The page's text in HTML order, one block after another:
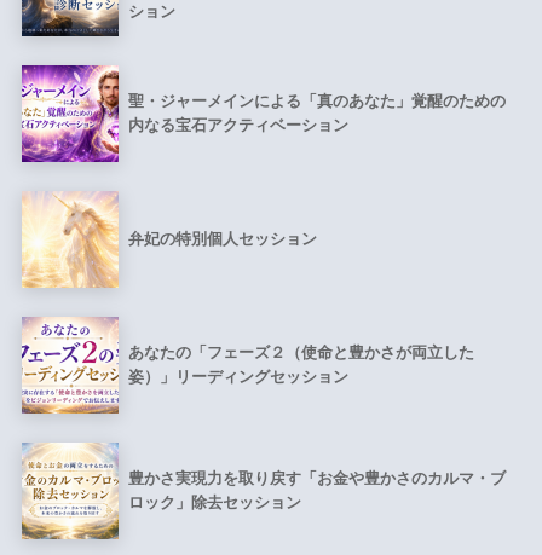
ション
聖・ジャーメインによる「真のあなた」覚醒のための
内なる宝石アクティベーション
弁妃の特別個人セッション
あなたの「フェーズ２（使命と豊かさが両立した
姿）」リーディングセッション
豊かさ実現力を取り戻す「お金や豊かさのカルマ・ブ
ロック」除去セッション